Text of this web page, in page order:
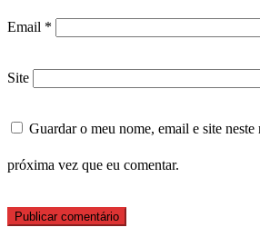
Email *
Site
Guardar o meu nome, email e site neste
próxima vez que eu comentar.